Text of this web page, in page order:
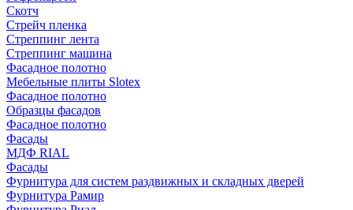
Скотч
Стрейч пленка
Стреппинг лента
Стреппинг машина
Фасадное полотно
Мебельные плиты Slotex
Фасадное полотно
Образцы фасадов
Фасадное полотно
Фасады
МДФ RIAL
Фасады
Фурнитура для систем раздвижных и складных дверей
Фурнитура Рамир